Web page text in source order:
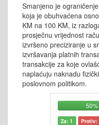
Smanjeno je
koja je obuhvaćena
KM na 100 KM, iz
prosječnu vrijednost
izvršeno preciziranje u
izvršavanja platnih
transakcije za koje
naplaćuju naknadu
poslovnom politikom.
50%
Za: 1 Protiv: